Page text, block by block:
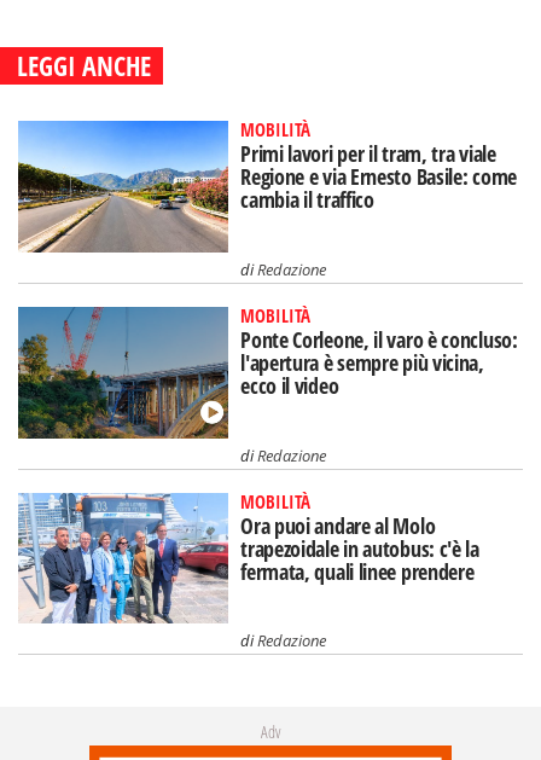
LEGGI ANCHE
MOBILITÀ
Primi lavori per il tram, tra viale
Regione e via Ernesto Basile: come
cambia il traffico
diRedazione
MOBILITÀ
Ponte Corleone, il varo è concluso:
l'apertura è sempre più vicina,
ecco il video
diRedazione
MOBILITÀ
Ora puoi andare al Molo
trapezoidale in autobus: c'è la
fermata, quali linee prendere
diRedazione
Adv